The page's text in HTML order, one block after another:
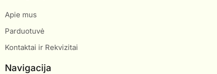
Apie mus
Parduotuvė
Kontaktai ir Rekvizitai
Navigacija